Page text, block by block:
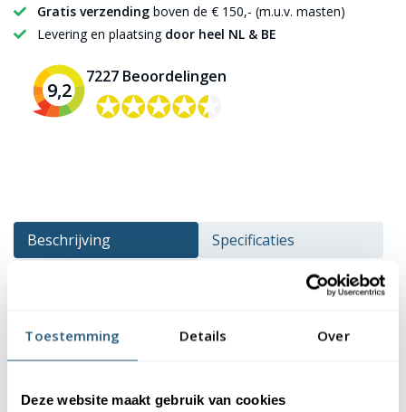
Toestemming Details Over
Deze website maakt gebruik van cookies
Gratis verzending boven de € 150,- (m.u.v. masten)
Levering en plaatsing door heel NL & BE
9,2
7227 Beoordelingen
✪✪✪✪✪
✪✪✪✪✪
Beschrijving
Specificaties
Beschrijving
herkennen. Deze vlag verzorgd de start van iedere race. Het